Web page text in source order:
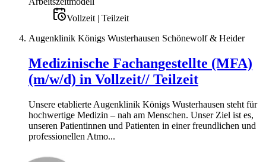
Vollzeit | Teilzeit
Augenklinik Königs Wusterhausen Schönewolf & Heider
Medizinische Fachangestellte (MFA)
(m/w/d) in Vollzeit// Teilzeit
Unsere etablierte Augenklinik Königs Wusterhausen steht für
hochwertige Medizin – nah am Menschen. Unser Ziel ist es,
unseren Patientinnen und Patienten in einer freundlichen und
professionellen Atmo...